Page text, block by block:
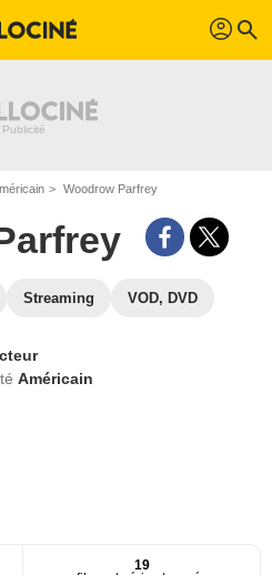
profil search
Woodrow Parfrey
Streaming VOD, DVD
Américain
19